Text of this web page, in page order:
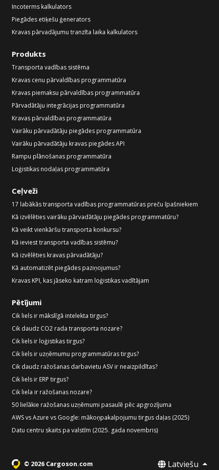
Incoterms kalkulators
Piegādes etiķešu ģenerators
Kravas pārvadājumu tranzīta laika kalkulators
Produkts
Transporta vadības sistēma
Kravas cenu pārvaldības programmatūra
Kravas piemaksu pārvaldības programmatūra
Pārvadātāju integrācijas programmatūra
Kravas pārvaldības programmatūra
Vairāku pārvadātāju piegādes programmatūra
Vairāku pārvadātāju kravas piegādes API
Rampu plānošanas programmatūra
Loģistikas nodaļas programmatūra
Ceļveži
17 labākās transporta vadības programmatūras preču īpašniekiem
Kā izvēlēties vairāku pārvadātāju piegādes programmatūru?
Kā veikt vienkāršu transporta konkursu?
Kā ieviest transporta vadības sistēmu?
Kā izvēlēties kravas pārvadātāju?
Kā automatizēt piegādes paziņojumus?
Kravas KPI, kas jāseko katram loģistikas vadītājam
Pētījumi
Cik liels ir mākslīgā intelekta tirgus?
Cik daudz CO2 rada transporta nozare?
Cik liels ir loģistikas tirgus?
Cik liels ir uzņēmumu programmatūras tirgus?
Cik daudz ražošanas darbavietu ASV ir neaizpildītas?
Cik liels ir ERP tirgus?
Cik liela ir ražošanas nozare?
50 lielākie ražošanas uzņēmumi pasaulē pēc apgrozījuma
AWS vs Azure vs Google: mākoņpakalpojumu tirgus daļas (2025)
Datu centru skaits pa valstīm (2025. gada novembris)
© 2026 Cargoson.com Latviešu